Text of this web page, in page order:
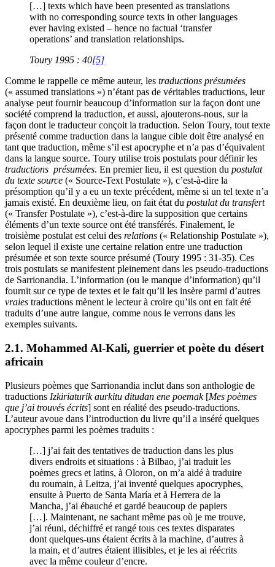
[…] texts which have been presented as translations
with no corresponding source texts in other languages
ever having existed – hence no factual ‘transfer
operations’ and translation relationships.
Toury 1995 : 40[5]
Comme le rappelle ce même auteur, les traductions présumées
(« assumed translations ») n’étant pas de véritables traductions, leur
analyse peut fournir beaucoup d’information sur la façon dont une
société comprend la traduction, et aussi, ajouterons-nous, sur la
façon dont le traducteur conçoit la traduction. Selon Toury, tout texte
présenté comme traduction dans la langue cible doit être analysé en
tant que traduction, même s’il est apocryphe et n’a pas d’équivalent
dans la langue source. Toury utilise trois postulats pour définir les
traductions présumées. En premier lieu, il est question du postulat
du texte source (« Source-Text Postulate »), c’est-à-dire la
présomption qu’il y a eu un texte précédent, même si un tel texte n’a
jamais existé. En deuxième lieu, on fait état du postulat du transfert
(« Transfer Postulate »), c’est-à-dire la supposition que certains
éléments d’un texte source ont été transférés. Finalement, le
troisième postulat est celui des relations (« Relationship Postulate »),
selon lequel il existe une certaine relation entre une traduction
présumée et son texte source présumé (Toury 1995 : 31-35). Ces
trois postulats se manifestent pleinement dans les pseudo-traductions
de Sarrionandia. L’information (ou le manque d’information) qu’il
fournit sur ce type de textes et le fait qu’il les insère parmi d’autres
vraies traductions mènent le lecteur à croire qu’ils ont en fait été
traduits d’une autre langue, comme nous le verrons dans les
exemples suivants.
2.1. Mohammed Al-Kali, guerrier et poète du désert
africain
Plusieurs poèmes que Sarrionandia inclut dans son anthologie de
traductions Izkiriaturik aurkitu ditudan ene poemak[Mes poèmes
que j’ai trouvés écrits] sont en réalité des pseudo-traductions.
L’auteur avoue dans l’introduction du livre qu’il a inséré quelques
apocryphes parmi les poèmes traduits :
[…] j’ai fait des tentatives de traduction dans les plus
divers endroits et situations : à Bilbao, j’ai traduit les
poèmes grecs et latins, à Oloron, on m’a aidé à traduire
du roumain, à Leitza, j’ai inventé quelques apocryphes,
ensuite à Puerto de Santa María et à Herrera de la
Mancha, j’ai ébauché et gardé beaucoup de papiers
[…]. Maintenant, ne sachant même pas où je me trouve,
j’ai réuni, déchiffré et rangé tous ces textes disparates
dont quelques-uns étaient écrits à la machine, d’autres à
la main, et d’autres étaient illisibles, et je les ai réécrits
avec la même couleur d’encre.